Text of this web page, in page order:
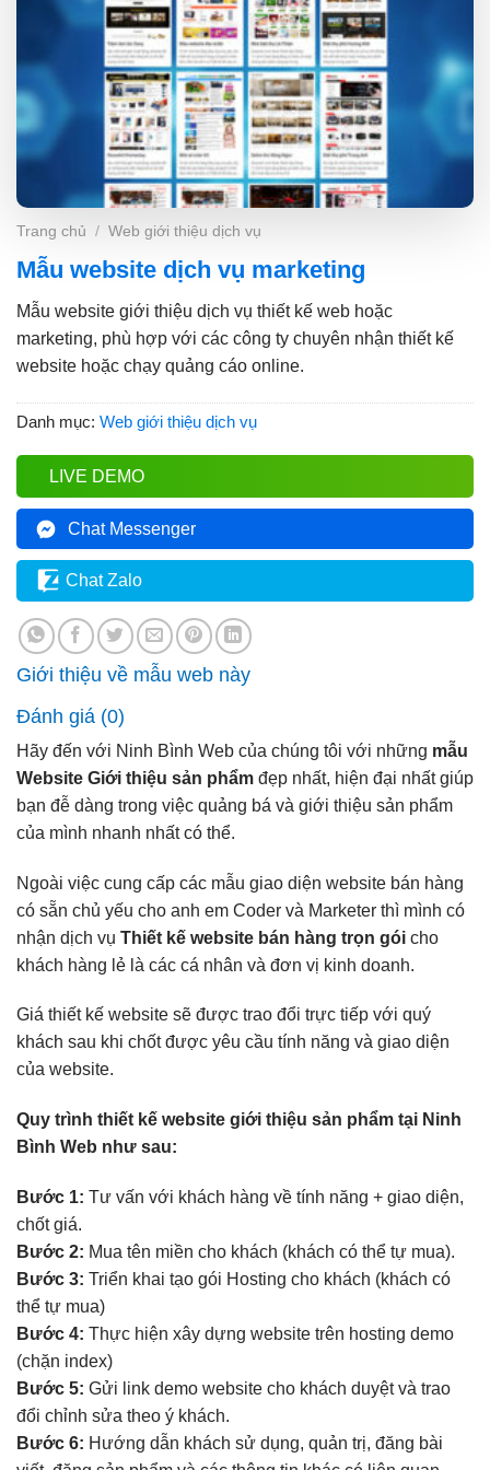
Trang chủ / Web giới thiệu dịch vụ
Mẫu website dịch vụ marketing
Mẫu website giới thiệu dịch vụ thiết kế web hoặc
marketing, phù hợp với các công ty chuyên nhận thiết kế
website hoặc chạy quảng cáo online.
Danh mục: Web giới thiệu dịch vụ
LIVE DEMO
Chat Messenger
Chat Zalo
Giới thiệu về mẫu web này
Đánh giá (0)
Hãy đến với Ninh Bình Web của chúng tôi với những mẫu
Website Giới thiệu sản phẩm đẹp nhất, hiện đại nhất giúp
bạn đễ dàng trong việc quảng bá và giới thiệu sản phẩm
của mình nhanh nhất có thể.
Ngoài việc cung cấp các mẫu giao diện website bán hàng
có sẵn chủ yếu cho anh em Coder và Marketer thì mình có
nhận dịch vụ Thiết kế website bán hàng trọn gói cho
khách hàng lẻ là các cá nhân và đơn vị kinh doanh.
Giá thiết kế website sẽ được trao đổi trực tiếp với quý
khách sau khi chốt được yêu cầu tính năng và giao diện
của website.
Quy trình thiết kế website giới thiệu sản phẩm tại Ninh
Bình Web như sau:
Bước 1: Tư vấn với khách hàng về tính năng + giao diện,
chốt giá.
Bước 2: Mua tên miền cho khách (khách có thể tự mua).
Bước 3: Triển khai tạo gói Hosting cho khách (khách có
thể tự mua)
Bước 4: Thực hiện xây dựng website trên hosting demo
(chặn index)
Bước 5: Gửi link demo website cho khách duyệt và trao
đổi chỉnh sửa theo ý khách.
Bước 6: Hướng dẫn khách sử dụng, quản trị, đăng bài